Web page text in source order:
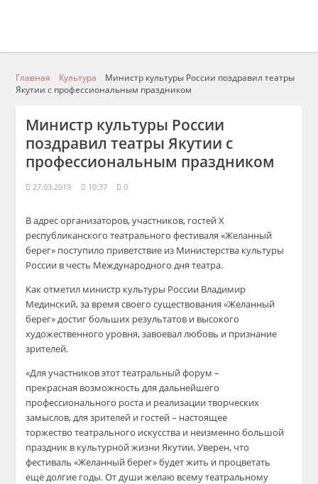
Главная Культура
Министр культуры России поздравил театры
Якутии с профессиональным праздником
Министр культуры России
поздравил театры Якутии с
профессиональным праздником
27.03.2019 10:37 0
В адрес организаторов, участников, гостей X
республиканского театрального фестиваля «Желанный
берег» поступило приветствие из Министерства культуры
России в честь Международного дня театра.
Как отметил министр культуры России Владимир
Мединский, за время своего существования «Желанный
берег» достиг больших результатов и высокого
художественного уровня, завоевал любовь и признание
зрителей.
«Для участников этот театральный форум –
прекрасная возможность для дальнейшего
профессионального роста и реализации творческих
замыслов, для зрителей и гостей – настоящее
торжество театрального искусства и неизменно большой
праздник в культурной жизни Якутии. Уверен, что
фестиваль «Желанный берег» будет жить и процветать
ещё долгие годы. От души желаю всему театральному